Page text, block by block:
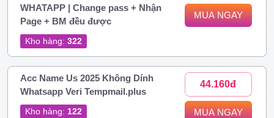
WHATAPP | Change pass + Nhận
Page + BM đều được
Kho hàng: 322
MUA NGAY
Acc Name Us 2025 Không Dính
Whatsapp Veri Tempmail.plus
Kho hàng: 122
44.160đ
MUA NGAY